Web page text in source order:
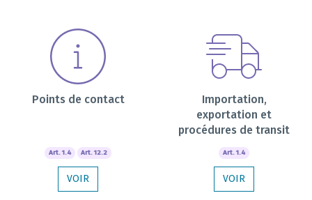
Points de contact
Art. 1.4 Art. 12.2
VOIR
Importation,
exportation et
procédures de transit
Art. 1.4
VOIR